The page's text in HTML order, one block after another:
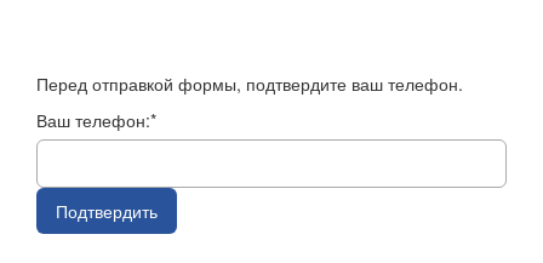
Перед отправкой формы, подтвердите ваш телефон.
Ваш телефон:*
Подтвердить